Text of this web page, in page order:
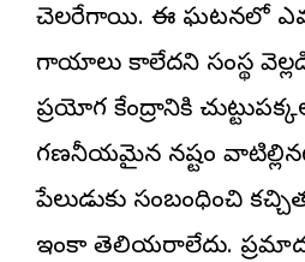
చెలరేగాయి. ఈ ఘటనలో
గాయాలు కాలేదని సంస్థ
ప్రయోగ కేంద్రానికి
గణనీయమైన నష్టం
పేలుడుకు సంబంధించి
ఇంకా తెలియరాలేదు.